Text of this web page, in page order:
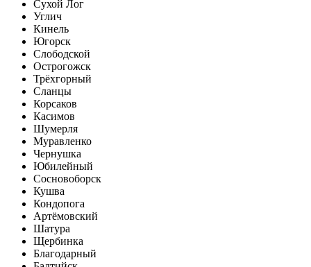
Сухой Лог
Углич
Кинель
Югорск
Слободской
Острогожск
Трёхгорный
Сланцы
Корсаков
Касимов
Шумерля
Муравленко
Чернушка
Юбилейный
Сосновоборск
Кушва
Кондопога
Артёмовский
Шатура
Щербинка
Благодарный